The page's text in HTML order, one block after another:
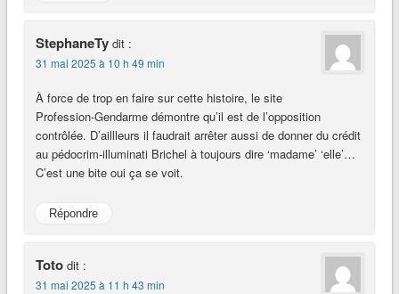
StephaneTy dit :
31 mai 2025 à 10 h 49 min
À force de trop en faire sur cette histoire, le site
Profession-Gendarme démontre qu’il est de l’opposition
contrôlée. D’aillleurs il faudrait arrêter aussi de donner du crédit
au pédocrim-illuminati Brichel à toujours dire ‘madame’ ‘elle’…
C’est une bite oui ça se voit.
Répondre
Toto dit :
31 mai 2025 à 11 h 43 min